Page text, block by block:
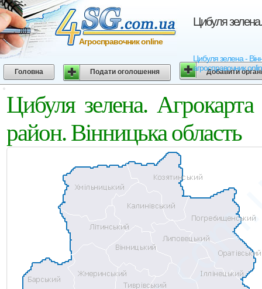
Цибуля
Цибуля зелена -
агросправочник
Агросправочник online
Головна Подати оголошення Добавити
Цибуля зелена.
район. Вінницька область